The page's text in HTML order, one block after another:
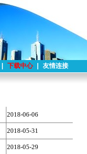
下载中心 友情连接
2018-06-06
2018-05-31
2018-05-29